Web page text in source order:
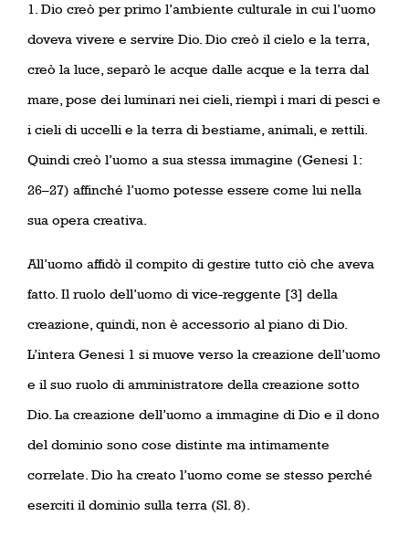
1. Dio creò per primo l’ambiente culturale in cui l’uomo
doveva vivere e servire Dio. Dio creò il cielo e la terra,
creò la luce, separò le acque dalle acque e la terra dal
mare, pose dei luminari nei cieli, riempì i mari di pesci e
i cieli di uccelli e la terra di bestiame, animali, e rettili.
Quindi creò l’uomo a sua stessa immagine (Genesi 1:
26–27) affinché l’uomo potesse essere come lui nella
sua opera creativa.
All’uomo affidò il compito di gestire tutto ciò che aveva
fatto. Il ruolo dell’uomo di vice-reggente [3] della
creazione, quindi, non è accessorio al piano di Dio.
L’intera Genesi 1 si muove verso la creazione dell’uomo
e il suo ruolo di amministratore della creazione sotto
Dio. La creazione dell’uomo a immagine di Dio e il dono
del dominio sono cose distinte ma intimamente
correlate. Dio ha creato l’uomo come se stesso perché
eserciti il dominio sulla terra (Sl. 8).